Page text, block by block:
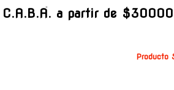
-
C.A.B.A. a partir de $30000
Producto